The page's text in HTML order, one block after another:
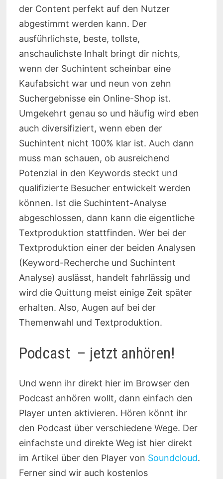
der Content perfekt auf den Nutzer
abgestimmt werden kann. Der
ausführlichste, beste, tollste,
anschaulichste Inhalt bringt dir nichts,
wenn der Suchintent scheinbar eine
Kaufabsicht war und neun von zehn
Suchergebnisse ein Online-Shop ist.
Umgekehrt genau so und häufig wird eben
auch diversifiziert, wenn eben der
Suchintent nicht 100% klar ist. Auch dann
muss man schauen, ob ausreichend
Potenzial in den Keywords steckt und
qualifizierte Besucher entwickelt werden
können. Ist die Suchintent-Analyse
abgeschlossen, dann kann die eigentliche
Textproduktion stattfinden. Wer bei der
Textproduktion einer der beiden Analysen
(Keyword-Recherche und Suchintent
Analyse) auslässt, handelt fahrlässig und
wird die Quittung meist einige Zeit später
erhalten. Also, Augen auf bei der
Themenwahl und Textproduktion.
Podcast – jetzt anhören!
Und wenn ihr direkt hier im Browser den
Podcast anhören wollt, dann einfach den
Player unten aktivieren. Hören könnt ihr
den Podcast über verschiedene Wege. Der
einfachste und direkte Weg ist hier direkt
im Artikel über den Player von Soundcloud.
Ferner sind wir auch kostenlos